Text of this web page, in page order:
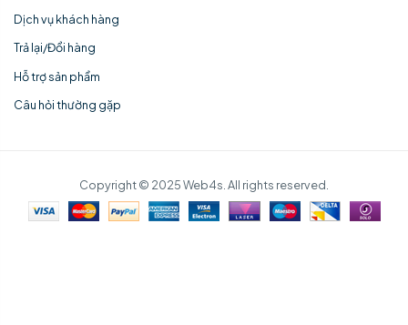
Dịch vụ khách hàng
Trả lại/Đổi hàng
Hỗ trợ sản phẩm
Câu hỏi thường gặp
Copyright © 2025 Web4s. All rights reserved.